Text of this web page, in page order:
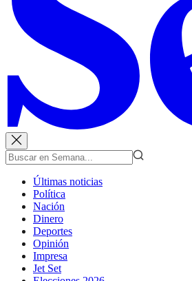
Últimas noticias
Política
Nación
Dinero
Deportes
Opinión
Impresa
Jet Set